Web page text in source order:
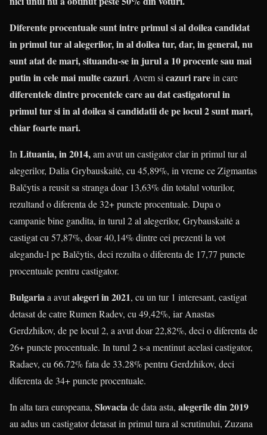
Diferente procentuale sunt intre primul si al doilea candidat
in primul tur al alegerilor, in al doilea tur, dar, in general, nu
sunt atat de mari, situandu-se in jurul a 10 procente sau mai
putin in cele mai multe cazuri. Avem si cazuri rarein care
diferentele dintre procentele care au dat castigatorul in
primul tur si in al doilea si candidatii de pe locul 2 sunt mari,
chiar foarte mari.
In Lituania, in 2014,am avut un castigator clar in primul tur al
alegerilor, Dalia Grybauskaitė, cu 45,89%, in vreme ce Zigmantas
Balčytis a reusit sa stranga doar 13,63% din totalul voturilor,
rezultand o diferenta de 32+ puncte procentuale. Dupa o
campanie bine gandita, in turul 2 al alegerilor, Grybauskaitė a
castigat cu 57,87%, doar 40,14% dintre cei prezenti la vot
alegandu-l pe Balčytis, deci rezulta o diferenta de 17,77 puncte
procentuale pentru castigator.
Bulgaria a avutalegeri in 2021, cu un tur 1 interesant, castigat
detasat de catre Rumen Radev, cu 49,42%, iar Anastas
Gerdzhikov, de pe locul 2, a avut doar 22,82%, deci o diferenta de
26+ puncte procentuale. In turul 2 s-a mentinut acelasi castigator,
Radaev, cu 66.72% fata de 33.28% pentru Gerdzhikov, deci
diferenta de 34+ puncte procentuale.
In alta tara europeana, Slovacia de data asta, alegerile din 2019
au adus un castigator detasat in primul tura al scrutinului, Zuzana